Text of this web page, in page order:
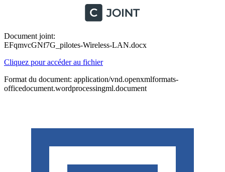
Document joint:
EFqmvcGNf7G_pilotes-Wireless-LAN.docx
Cliquez pour accéder au fichier
Format du document: application/vnd.openxmlformats-
officedocument.wordprocessingml.document